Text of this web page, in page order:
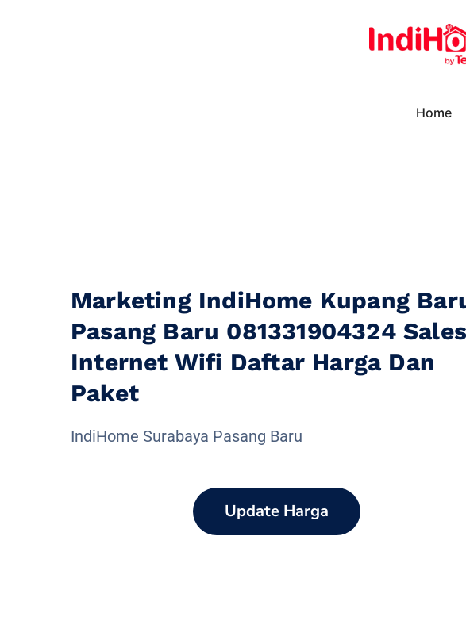
Home
Marketing IndiHome Kupang
Pasang Baru 081331904324 Sales
Internet Wifi Daftar Harga Dan
Paket
IndiHome Surabaya Pasang Baru
Update Harga